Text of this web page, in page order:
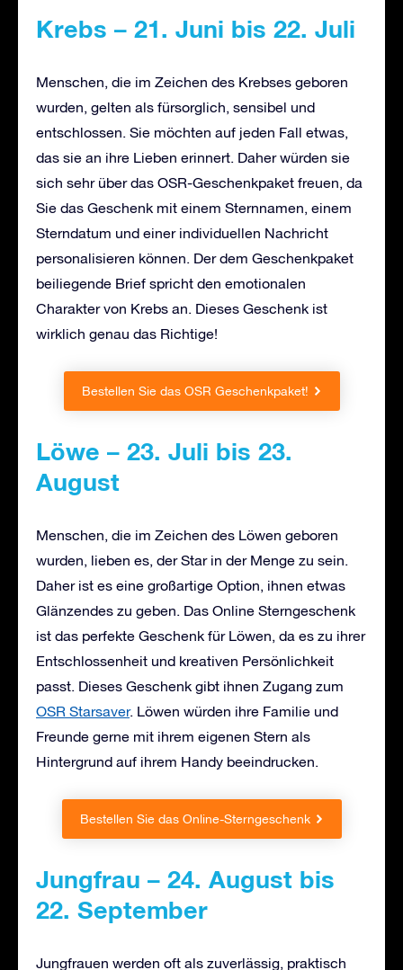
Krebs – 21. Juni bis 22. Juli
Menschen, die im Zeichen des Krebses geboren
wurden, gelten als fürsorglich, sensibel und
entschlossen. Sie möchten auf jeden Fall etwas,
das sie an ihre Lieben erinnert. Daher würden sie
sich sehr über das OSR-Geschenkpaket freuen, da
Sie das Geschenk mit einem Sternnamen, einem
Sterndatum und einer individuellen Nachricht
personalisieren können. Der dem Geschenkpaket
beiliegende Brief spricht den emotionalen
Charakter von Krebs an. Dieses Geschenk ist
wirklich genau das Richtige!
Bestellen Sie das OSR Geschenkpaket!
Löwe – 23. Juli bis 23.
August
Menschen, die im Zeichen des Löwen geboren
wurden, lieben es, der Star in der Menge zu sein.
Daher ist es eine großartige Option, ihnen etwas
Glänzendes zu geben. Das Online Sterngeschenk
ist das perfekte Geschenk für Löwen, da es zu ihrer
Entschlossenheit und kreativen Persönlichkeit
passt. Dieses Geschenk gibt ihnen Zugang zum
OSR Starsaver. Löwen würden ihre Familie und
Freunde gerne mit ihrem eigenen Stern als
Hintergrund auf ihrem Handy beeindrucken.
Bestellen Sie das Online-Sterngeschenk
Jungfrau – 24. August bis
22. September
Jungfrauen werden oft als zuverlässig, praktisch